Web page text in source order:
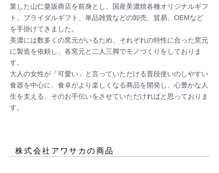
業した山仁粟坂商店を前身とし、国産美濃焼各種オリジナルギフ
ト、ブライダルギフト、単品雑貨などの卸売、貿易、OEMなど
を手掛けてきました。
美濃には数多くの窯元がいるため、それぞれの特性に合った窯元
に製造を依頼し、各窯元と二人三脚でモノづくりをしておりま
す。
大人の女性が「可愛い」と言っていただける普段使いのしやすい
食器を中心に、食卓がより楽しくなる商品を開発し、心豊かな人
生を支える、そのお手伝いをさせていただければと思っておりま
す。
株式会社アワサカの商品